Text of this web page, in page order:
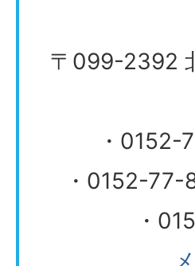
〒099-2392
・0152-
・0152-77-
・